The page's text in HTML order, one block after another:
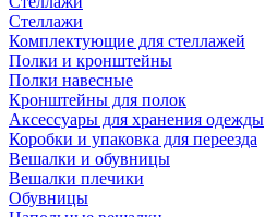
Стеллажи
Комплектующие для стеллажей
Полки и кронштейны
Полки навесные
Кронштейны для полок
Аксессуары для хранения одежды
Коробки и упаковка для переезда
Вешалки и обувницы
Вешалки плечики
Обувницы